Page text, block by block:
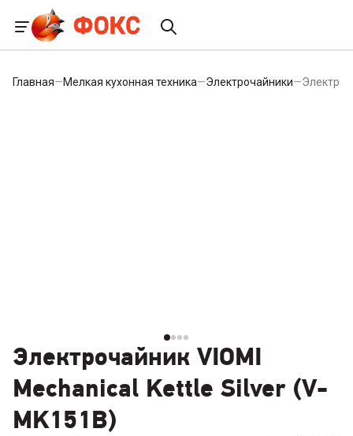
Главная—Мелкая кухонная техника—Электрочайники—
Электрочайник VIOMI
Mechanical Kettle Silver (V-
MK151B)